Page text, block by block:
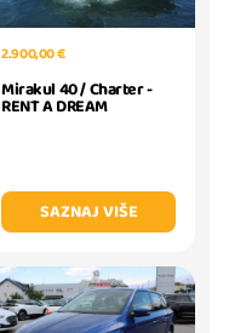
2.900,00 €
Mirakul 40 / Charter -
RENT A DREAM
SAZNAJ VIŠE